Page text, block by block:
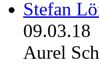
Stefan
09.03.18
Aurel